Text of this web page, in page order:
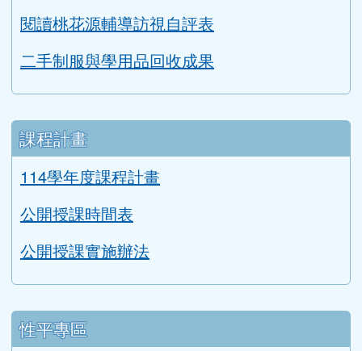
閱讀桃花源輔導訪視自評表
二手制服與學用品回收成果
課程計畫
114學年度課程計畫
公開授課時間表
公開授課實施辦法
性平專區